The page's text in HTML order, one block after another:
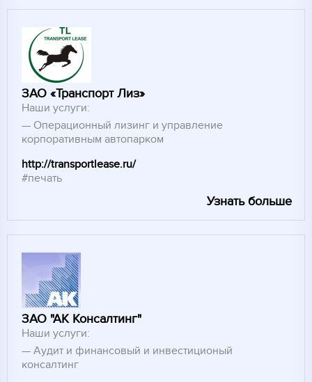
ЗАО «Транспорт Лиз»
Наши услуги:
Операционный лизинг и управление
корпоративным автопарком
http://transportlease.ru/
Узнать больше
#печать
ЗАО "АК Консалтинг"
Наши услуги:
Аудит и финансовый и инвестиционый
консалтинг